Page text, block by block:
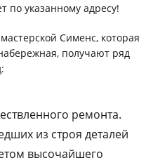
по указанному адресу!
Сименс, которая
получают ряд
ремонта.
из строя деталей
высочайшего